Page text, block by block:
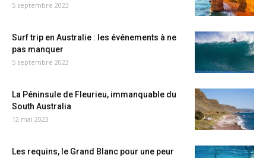
5 septembre 2023
Surf trip en Australie : les événements à ne
pas manquer
5 septembre 2023
La Péninsule de Fleurieu, immanquable du
South Australia
12 mai 2023
Les requins, le Grand Blanc pour une peur